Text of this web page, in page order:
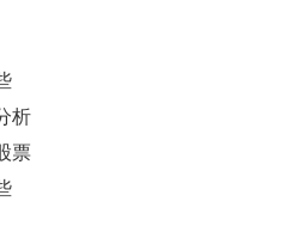
析
票